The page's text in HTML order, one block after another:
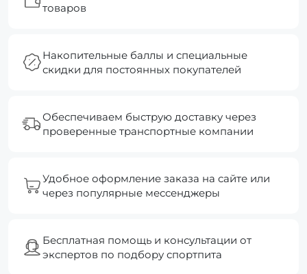
товаров
Накопительные баллы и специальные
скидки для постоянных покупателей
Обеспечиваем быструю доставку через
проверенные транспортные компании
Удобное оформление заказа на сайте или
через популярные мессенджеры
Бесплатная помощь и консультации от
экспертов по подбору спортпита